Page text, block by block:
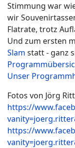
Stimmung war
wir
Flatrate, trotz
Und zum ersten
Slam statt - ganz
Unser
Fotos von Jörg
https://
https://